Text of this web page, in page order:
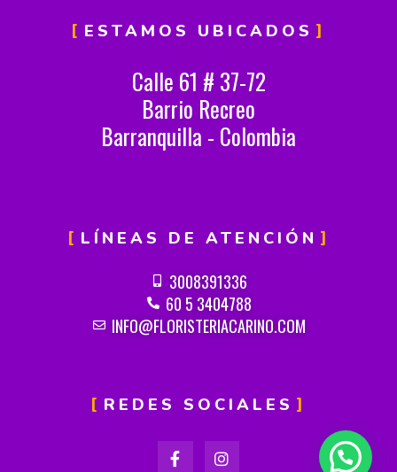
ESTAMOS UBICADOS
Calle 61 # 37-72
Barrio Recreo
Barranquilla - Colombia
LÍNEAS DE ATENCIÓN
3008391336
60 5 3404788
INFO@FLORISTERIACARINO.COM
REDES SOCIALES